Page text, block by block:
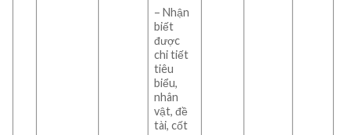
– Nhận
biết
được
chi tiết
tiêu
biểu,
nhân
vật, đề
tài, cốt